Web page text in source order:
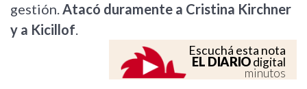
gestión.Atacó duramente a Cristina Kirchner
y a Kicillof.
Escuchá esta nota
EL DIARIOdigital
minutos